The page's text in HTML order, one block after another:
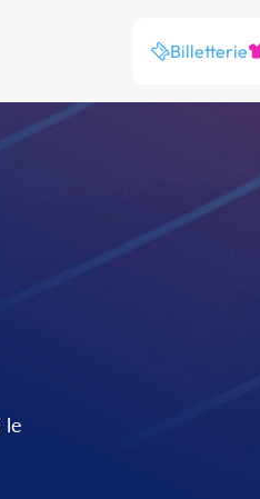
Billetterie
le